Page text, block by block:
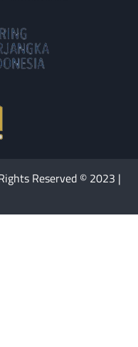
Reserved © 2023 |